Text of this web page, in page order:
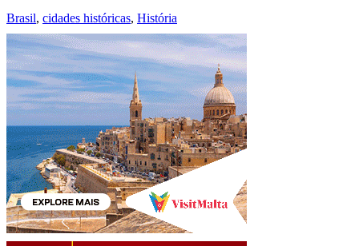
Brasil, cidades históricas, História